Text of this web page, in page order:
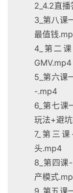
2_4.2直
3_第八课
最值钱
4_第二
GMV.mp4
5_第六课
-.mp4
6_第七课
玩法+避
7_第三
头.mp4
8_第四课
产模式